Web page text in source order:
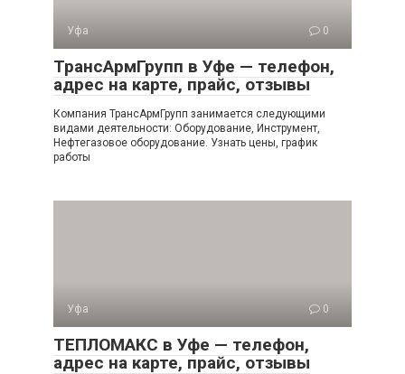
Уфа 0
ТрансАрмГрупп в Уфе — телефон,
адрес на карте, прайс, отзывы
Компания ТрансАрмГрупп занимается следующими
видами деятельности: Оборудование, Инструмент,
Нефтегазовое оборудование. Узнать цены, график
работы
Уфа 0
ТЕПЛОМАКС в Уфе — телефон,
адрес на карте, прайс, отзывы